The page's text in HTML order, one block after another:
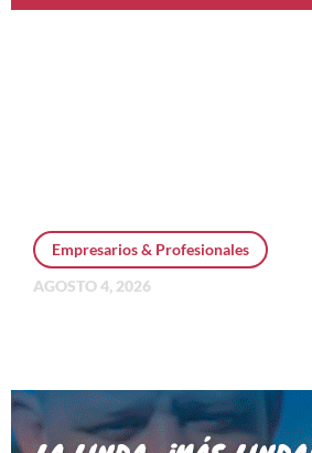
Empresarios & Profesionales
AGOSTO 4, 2026